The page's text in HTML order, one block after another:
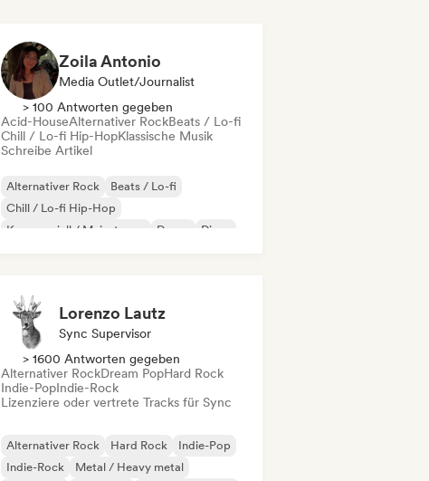
Zoila Antonio
Media Outlet/Journalist
> 100 Antworten gegeben
Acid-HouseAlternativer RockBeats / Lo-fi
Chill / Lo-fi Hip-HopKlassische Musik
Schreibe Artikel
Alternativer Rock
Beats / Lo-fi
Chill / Lo-fi Hip-Hop
Kommerziell / Mainstream
Dance
Disco
Lorenzo Lautz
Sync Supervisor
> 1600 Antworten gegeben
Alternativer RockDream PopHard Rock
Indie-PopIndie-Rock
Lizenziere oder vertrete Tracks für Sync
Alternativer Rock Hard Rock
Indie-Pop
Indie-Rock
Metal / Heavy metal